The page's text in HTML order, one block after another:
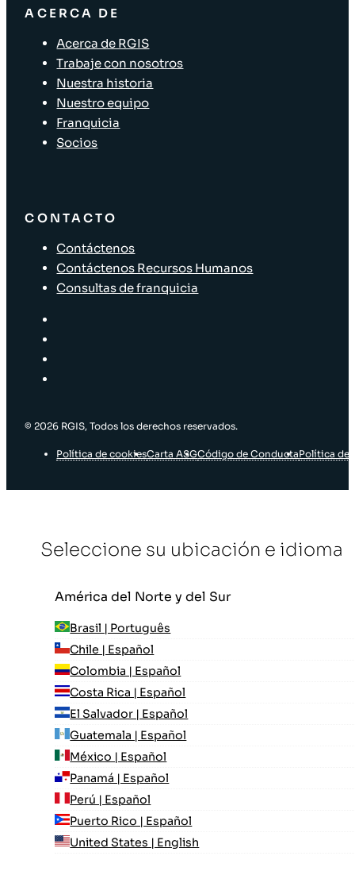
ACERCA DE
Acerca de RGIS
Trabaje con nosotros
Nuestra historia
Nuestro equipo
Franquicia
Socios
CONTACTO
Contáctenos
Contáctenos Recursos Humanos
Consultas de franquicia
© 2026 RGIS, Todos los derechos reservados.
Política de cookiesCarta ASGCódigo de ConductaPolítica de
Seleccione su ubicación e idioma
América del Norte y del Sur
Brasil | Português
Chile | Español
Colombia | Español
Costa Rica | Español
El Salvador | Español
Guatemala | Español
México | Español
Panamá | Español
Perú | Español
Puerto Rico | Español
United States | English